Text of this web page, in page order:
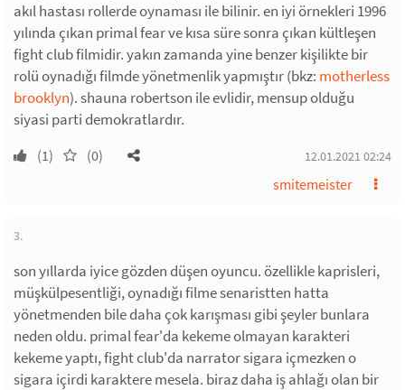
akıl hastası rollerde oynaması ile bilinir. en iyi örnekleri 1996
yılında çıkan primal fear ve kısa süre sonra çıkan kültleşen
fight club filmidir. yakın zamanda yine benzer kişilikte bir
rolü oynadığı filmde yönetmenlik yapmıştır (bkz: motherless
brooklyn). shauna robertson ile evlidir, mensup olduğu
siyasi parti demokratlardır.
(1) (0) 12.01.2021 02:24
smitemeister
3.
son yıllarda iyice gözden düşen oyuncu. özellikle kaprisleri,
müşkülpesentliği, oynadığı filme senaristten hatta
yönetmenden bile daha çok karışması gibi şeyler bunlara
neden oldu. primal fear'da kekeme olmayan karakteri
kekeme yaptı, fight club'da narrator sigara içmezken o
sigara içirdi karaktere mesela. biraz daha iş ahlağı olan bir